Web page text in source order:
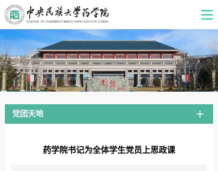
党团天地
药学院书记为全体学生党员上思政课